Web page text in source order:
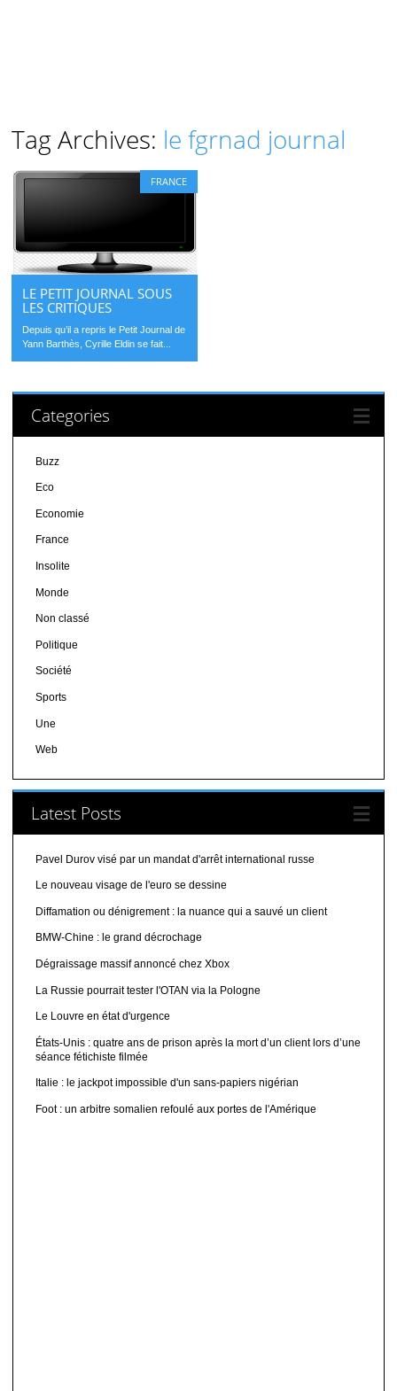
Tag Archives: le fgrnad journal
FRANCE
LE PETIT JOURNAL SOUS
LES CRITIQUES
Depuis qu’il a repris le Petit Journal de
Yann Barthès, Cyrille Eldin se fait...
Categories
Buzz
Eco
Economie
France
Insolite
Monde
Non classé
Politique
Société
Sports
Une
Web
Latest Posts
Pavel Durov visé par un mandat d'arrêt international russe
Le nouveau visage de l'euro se dessine
Diffamation ou dénigrement : la nuance qui a sauvé un client
BMW-Chine : le grand décrochage
Dégraissage massif annoncé chez Xbox
La Russie pourrait tester l'OTAN via la Pologne
Le Louvre en état d'urgence
États-Unis : quatre ans de prison après la mort d’un client lors d’une
séance fétichiste filmée
Italie : le jackpot impossible d'un sans-papiers nigérian
Foot : un arbitre somalien refoulé aux portes de l'Amérique